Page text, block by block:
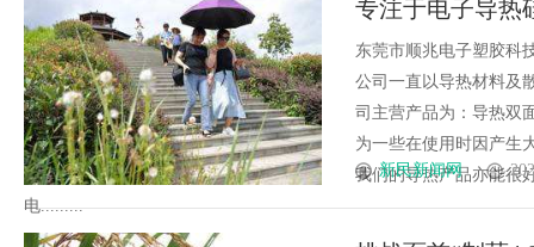
专注于电子导热
胶科技有限公司
东莞市顺兆电子塑胶科
公司一直以导热材料及
司主营产品为：导热双
为一些在使用时因产生
我们的导热产品亦能很
电.........
新民新闻网
专家助力